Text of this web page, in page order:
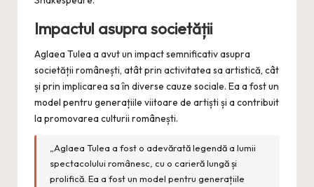
Impactul asupra societății
Aglaea Tulea a avut un impact semnificativ asupra
societății românești, atât prin activitatea sa artistică, cât
și prin implicarea sa în diverse cauze sociale. Ea a fost un
model pentru generațiile viitoare de artiști și a contribuit
la promovarea culturii românești.
„Aglaea Tulea a fost o adevărată legendă a lumii
spectacolului românesc, cu o carieră lungă și
prolifică. Ea a fost un model pentru generațiile